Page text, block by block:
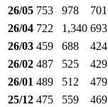
26/05 753 978 701
26/04 722 1,340 693
26/03 459 688 424
26/02 487 525 429
26/01 489 512 479
25/12 475 559 469